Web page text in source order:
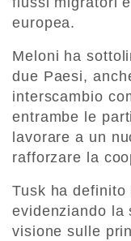
europea.
Meloni ha
due Paesi,
interscambio
entrambe le
lavorare a un
rafforzare la
Tusk ha definito
evidenziando la
visione sulle